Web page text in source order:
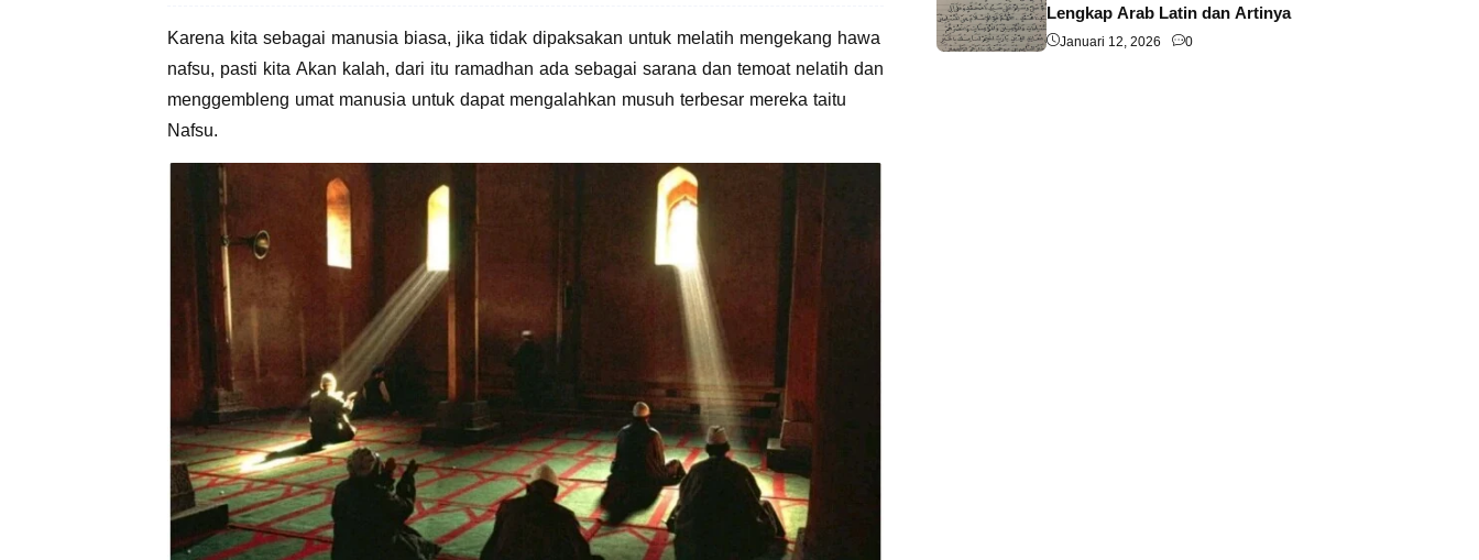
Karena kita sebagai manusia biasa, jika tidak dipaksakan untuk melatih mengekang hawa
nafsu, pasti kita Akan kalah, dari itu ramadhan ada sebagai sarana dan temoat nelatih dan
menggembleng umat manusia untuk dapat mengalahkan musuh terbesar mereka taitu
Nafsu.
Lengkap Arab Latin dan Artinya
Januari 12, 2026 0